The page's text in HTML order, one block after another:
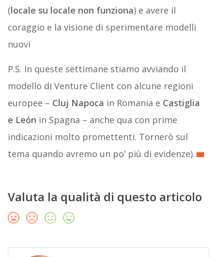
(locale su locale non funziona) e avere il
coraggio e la visione di sperimentare modelli
nuovi
P.S. In queste settimane stiamo avviando il
modello di Venture Client con alcune regioni
europee – Cluj Napoca in Romania e Castiglia
e León in Spagna – anche qua con prime
indicazioni molto promettenti. Tornerò sul
tema quando avremo un po’ più di evidenze).
Valuta la qualità di questo articolo